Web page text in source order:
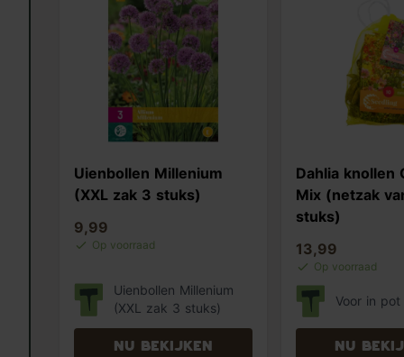
Uienbollen Millenium
(XXL zak 3 stuks)
9,99
Op voorraad
Uienbollen Millenium
(XXL zak 3 stuks)
Nu bekijken
Dahlia knollen
Mix (netzak
stuks)
13,99
Op voorraad
Voor in
Nu